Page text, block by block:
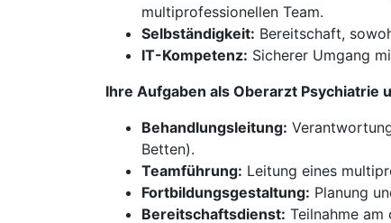
multiprofessionellen Team.
Selbständigkeit: Bereitschaft,
IT-Kompetenz: Sicherer Umgang
Ihre Aufgaben als Oberarzt Psychiatrie
Behandlungsleitung:
Betten).
Teamführung: Leitung eines
Fortbildungsgestaltung: Planung
Bereitschaftsdienst: Teilnahme